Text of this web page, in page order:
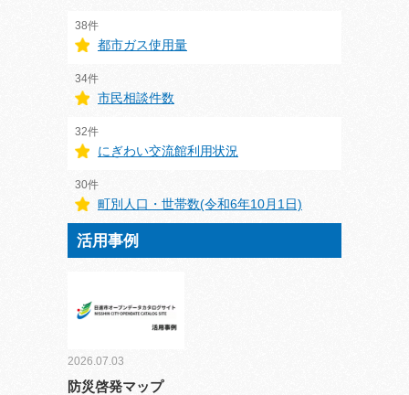
38件
都市ガス使用量
34件
市民相談件数
32件
にぎわい交流館利用状況
30件
町別人口・世帯数(令和6年10月1日)
活用事例
2026.07.03
防災啓発マップ